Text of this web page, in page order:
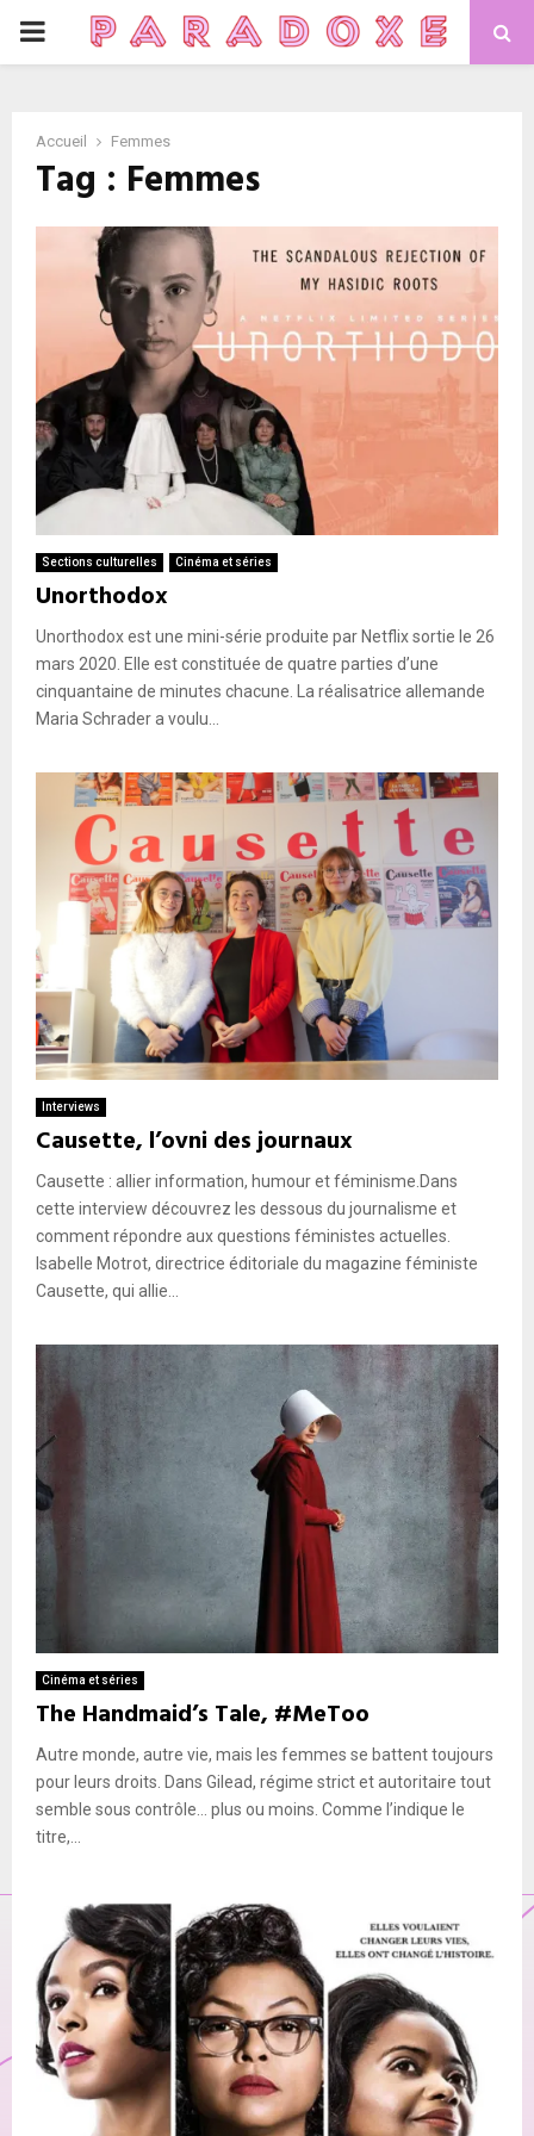
PRIMARY
Accueil Femmes
Tag : Femmes
Sections culturelles Cinéma et séries
Unorthodox
Unorthodox est une mini-série produite par Netflix sortie le 26
mars 2020. Elle est constituée de quatre parties d’une
cinquantaine de minutes chacune. La réalisatrice allemande
Maria Schrader a voulu...
Interviews
Causette, l’ovni des journaux
Causette : allier information, humour et féminisme.Dans
cette interview découvrez les dessous du journalisme et
comment répondre aux questions féministes actuelles.
Isabelle Motrot, directrice éditoriale du magazine féministe
Causette, qui allie...
Cinéma et séries
The Handmaid’s Tale, #MeToo
Autre monde, autre vie, mais les femmes se battent toujours
pour leurs droits. Dans Gilead, régime strict et autoritaire tout
semble sous contrôle… plus ou moins. Comme l’indique le
titre,...